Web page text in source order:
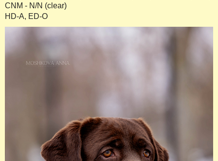
CNM - N/N (clear)
НD-A, ED-O